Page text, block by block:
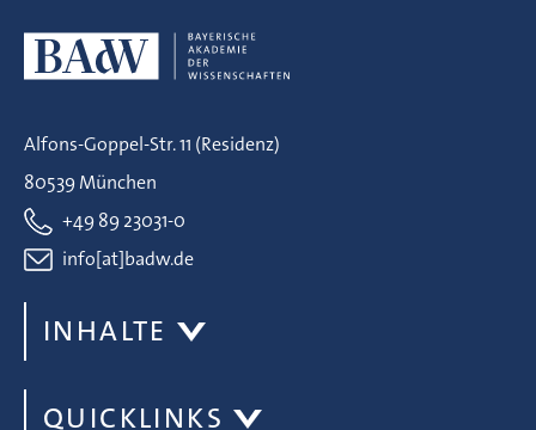
Alfons-Goppel-Str. 11 (Residenz)
80539 München
+49 89 23031-0
info[at]badw.de
INHALTE
QUICKLINKS